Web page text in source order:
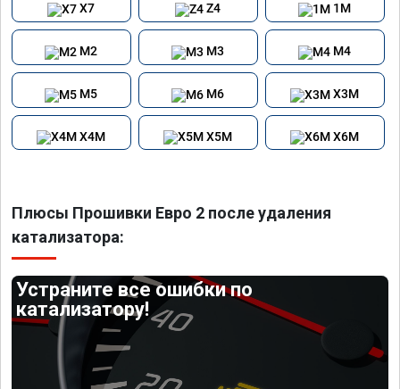
X7 Z4 1M
M2 M3 M4
M5 M6 X3M
X4M X5M X6M
Плюсы Прошивки Евро 2 после удаления
катализатора:
Устраните все ошибки по
катализатору!